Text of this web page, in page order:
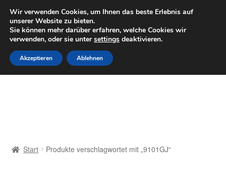
LIEFERUNG ab 6 EUR
Mo–Fr 9–16 Uhr · 0175 7465658
Zur
Navigation
springen
Zum
Inhalt
springen
Start Produkte verschlagwortet mit „9101GJ“
Wir verwenden Cookies, um Ihnen das beste Erlebnis auf
unserer Website zu bieten.
Sie können mehr darüber erfahren, welche Cookies wir
verwenden, oder sie untersettings deaktivieren.
Akzeptieren Ablehnen